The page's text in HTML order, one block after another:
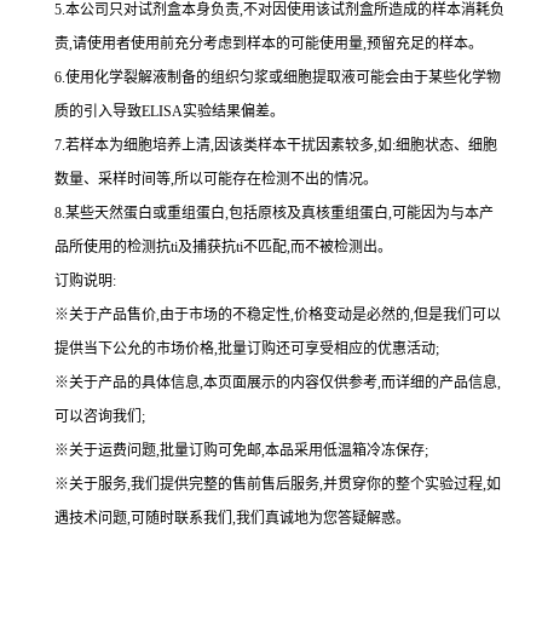
5.本公司只对试剂盒本身负责,不对因使用该试剂盒所造成的样本消耗负
责,请使用者使用前充分考虑到样本的可能使用量,预留充足的样本。
6.使用化学裂解液制备的组织匀浆或细胞提取液可能会由于某些化学物
质的引入导致ELISA实验结果偏差。
7.若样本为细胞培养上清,因该类样本干扰因素较多,如:细胞状态、细胞
数量、采样时间等,所以可能存在检测不出的情况。
8.某些天然蛋白或重组蛋白,包括原核及真核重组蛋白,可能因为与本产
品所使用的检测抗ti及捕获抗ti不匹配,而不被检测出。
订购说明:
※关于产品售价,由于市场的不稳定性,价格变动是必然的,但是我们可以
提供当下公允的市场价格,批量订购还可享受相应的优惠活动;
※关于产品的具体信息,本页面展示的内容仅供参考,而详细的产品信息,
可以咨询我们;
※关于运费问题,批量订购可免邮,本品采用低温箱冷冻保存;
※关于服务,我们提供完整的售前售后服务,并贯穿你的整个实验过程,如
遇技术问题,可随时联系我们,我们真诚地为您答疑解惑。